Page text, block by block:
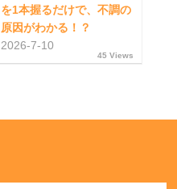
を1本握るだけで、不調の
原因がわかる！？
2026-7-10
45 Views